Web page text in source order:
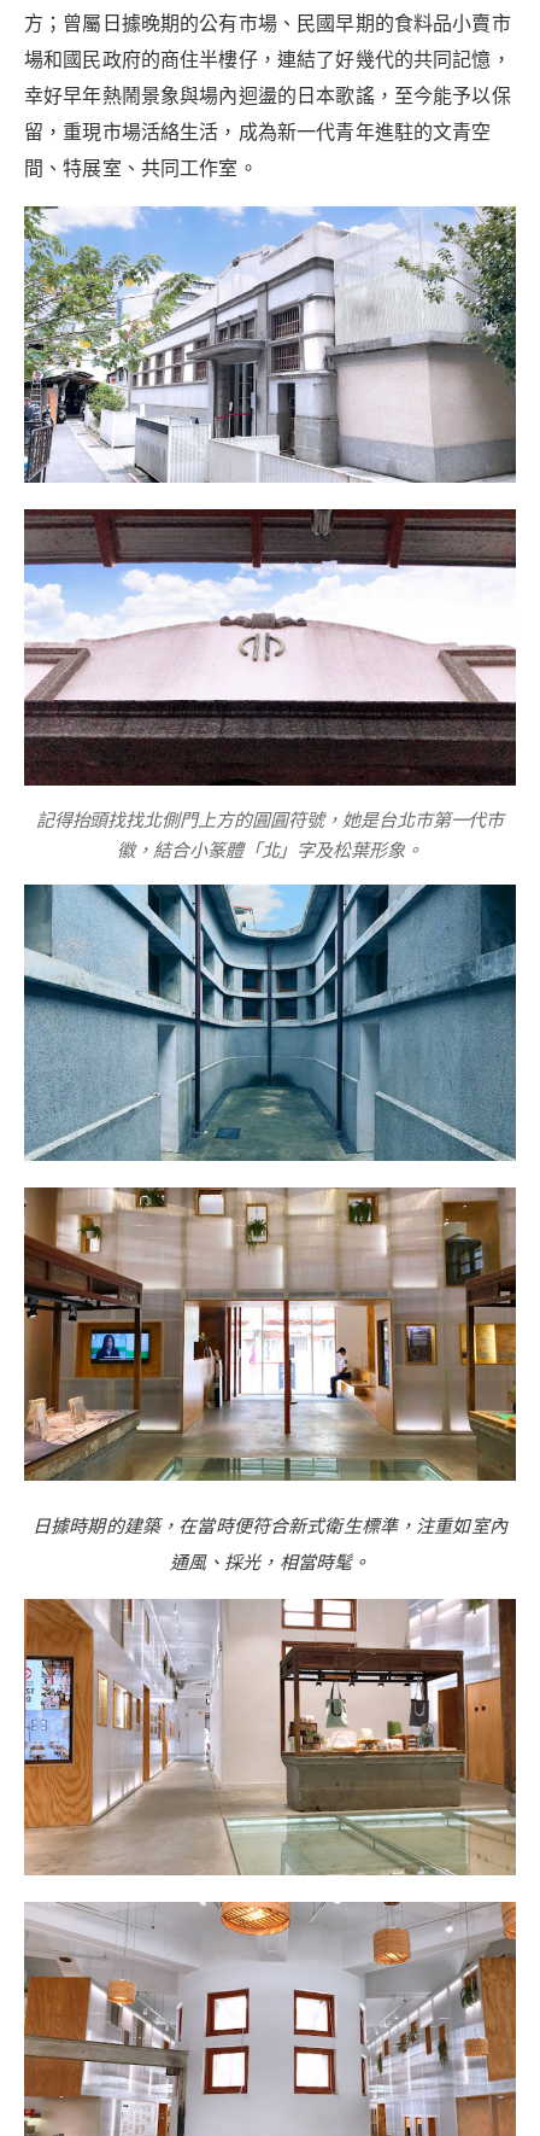
方；曾屬日據晚期的公有市場、民國早期的食料品小賣市
場和國民政府的商住半樓仔，連結了好幾代的共同記憶，
幸好早年熱鬧景象與場內迴盪的日本歌謠，至今能予以保
留，重現市場活絡生活，成為新一代青年進駐的文青空
間、特展室、共同工作室。
記得抬頭找找北側門上方的圓圓符號，她是台北市第一代市
徽，結合小篆體「北」字及松葉形象。
日據時期的建築，在當時便符合新式衛生標準，注重如室內
通風、採光，相當時髦。